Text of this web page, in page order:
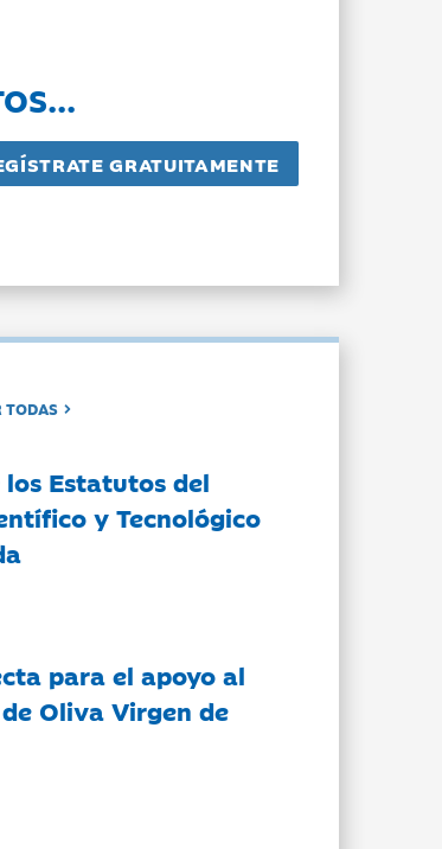
TODAS
Estatutos del
y Tecnológico
para el apoyo al
Oliva Virgen de